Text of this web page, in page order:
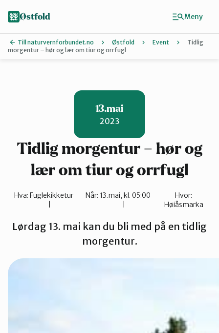
Indre
Moss-Våler
Sarpsborg
Østfold
Till naturvernforbundet.no Østfold Event
Tidlig
morgentur – hør og lær om tiur og orrfugl
13.mai
2023
Tidlig morgentur – hør og
lær om tiur og orrfugl
Hva: Fuglekikketur Når: 13.mai, kl. 05:00
Hvor:
Høiåsmarka
Lørdag 13. mai kan du bli med på en tidlig
morgentur.